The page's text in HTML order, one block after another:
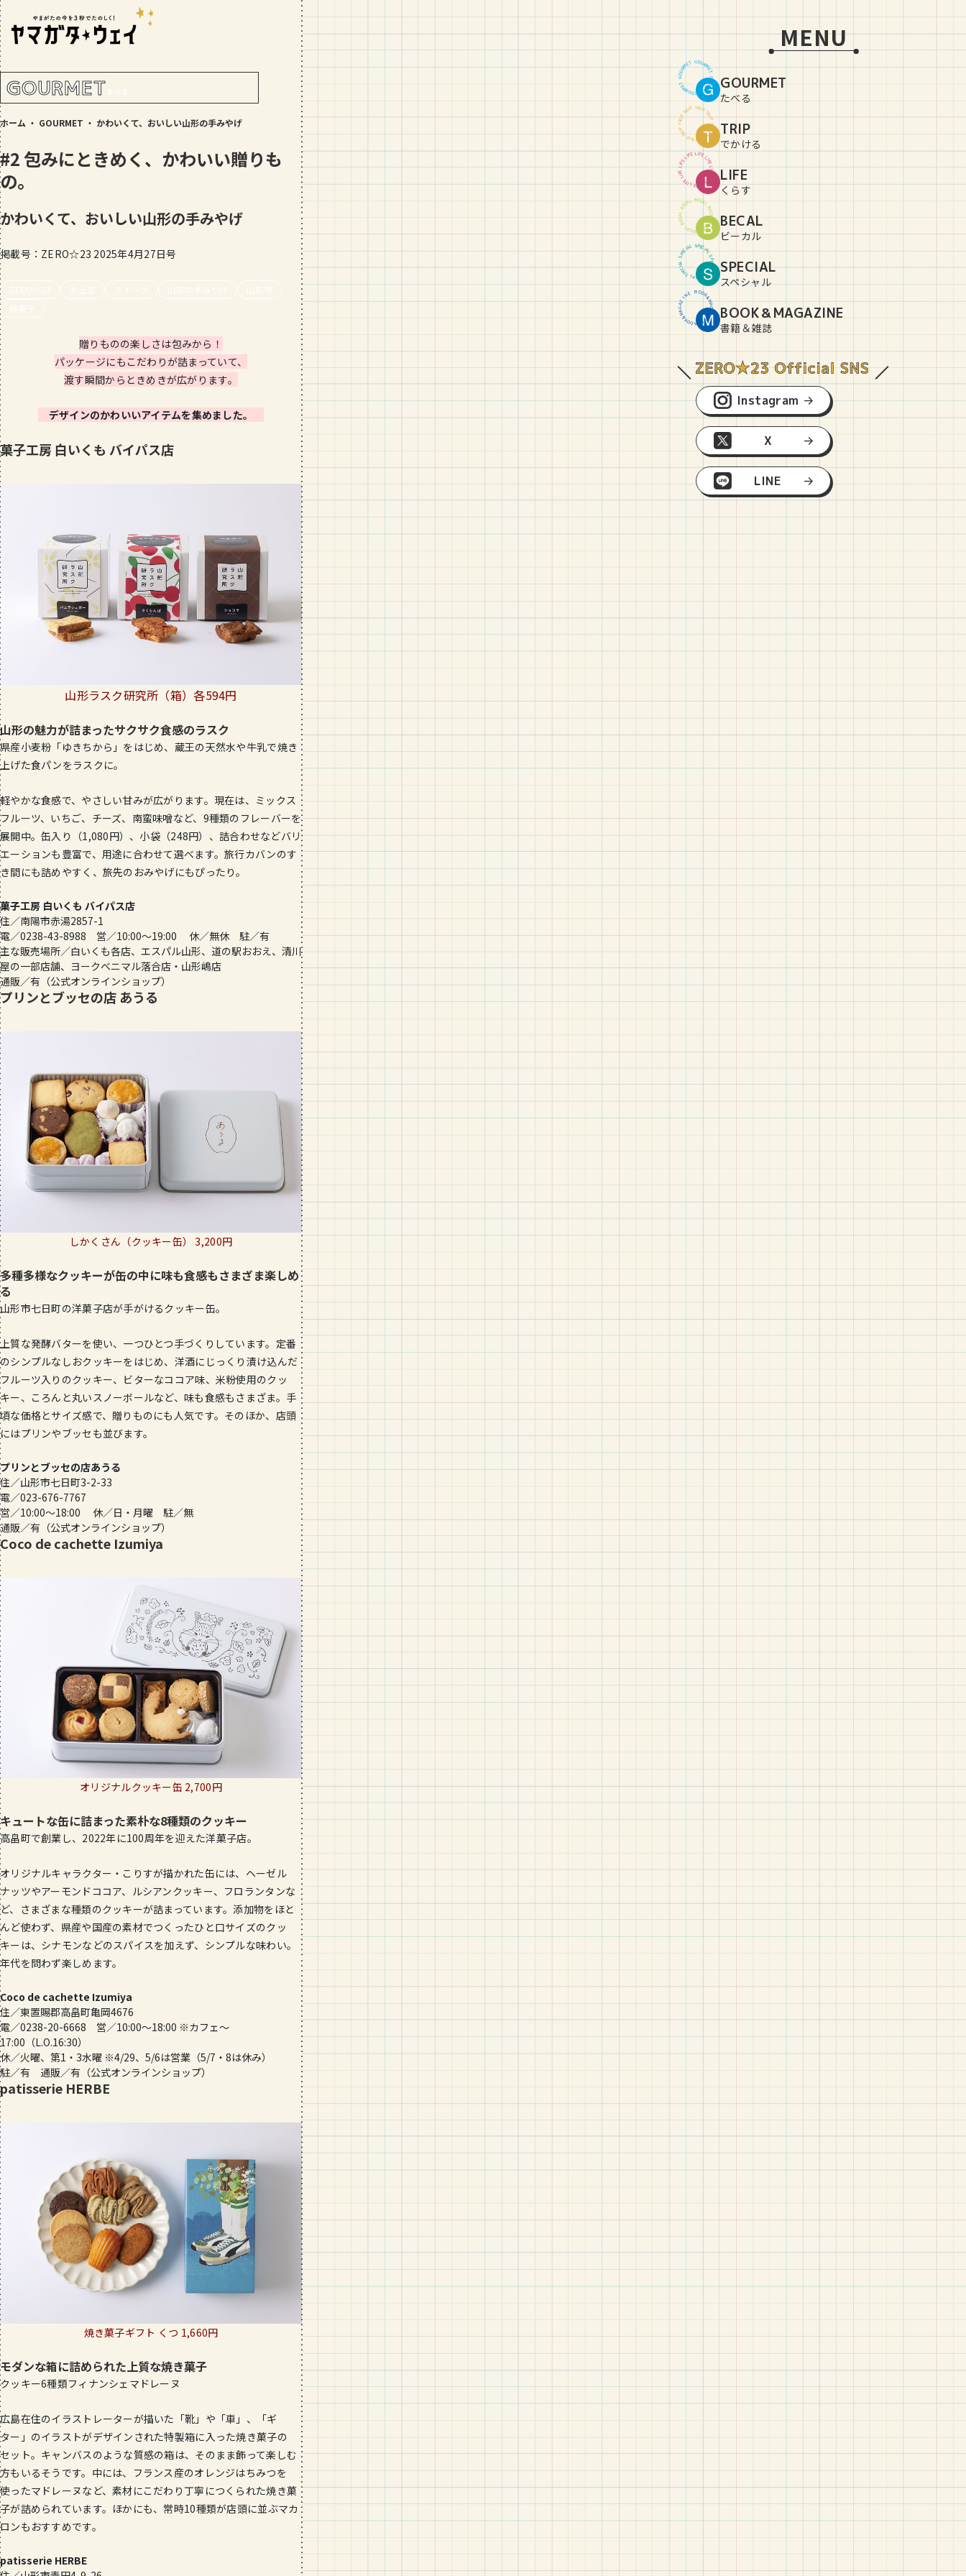
RANKING!
地元民が選ぶ山形県ラーメン人気店
GOURMET
ウェイが厳選
【お肉をやわらかくする方法10選】結
せセットも！
TRIP
GOURMET
山形のおすすめパン屋さん【26選】地
_vol.1
MENU
GOURME
T
G
O
U
R
M
E
T
G
O
U
R
M
E
T
G
O
U
RMET
GOURMET
たべる
TRIPT
RI
P
T
R
P
T
R
T
R
I
P
T
R
I
P
T
R
I
P
T
RIP
TRIP
でかける
LIFEL
IF
E
L
F
L
I
FE
F
E
L
I
F
E
L
I
F
E
L
IF
E
LIFE
LIFE
くらす
BECA
L
BE
C
A
L
B
E
C
A
B
E
C
A
L
B
E
C
A
L
BE
CAL
BECAL
ビーカル
SPECI
A
L
SP
E
C
A
L
S
P
CI
A
L
S
P
E
C
I
A
L
SP
E
CIAL
SPECIAL
スペシャル
BOOK
&M
A
G
A
Z
I
N
E
B
O
O
K
&
M
A
G
A
Z
I
NE
BOOK＆MAGAZINE
書籍＆雑誌
Instagram
X
LINE
GOURMET たべる
ホーム ・ GOURMET ・ かわいくて、おいしい山形の手みやげ
#2 包みにときめく、かわいい贈りも
の。
かわいくて、おいしい山形の手みやげ
掲載号：ZERO☆23 2025年4月27日号
ZERO☆23 お土産 スイーツ 山形の手みやげ
山形市
焼菓子
贈りものの楽しさは包みから！
パッケージにもこだわりが詰まっていて、
渡す瞬間からときめきが広がります。
デザインのかわいいアイテムを集めました。
菓子工房 白いくも バイパス店
山形ラスク研究所（箱）各594円
山形の魅力が詰まったサクサク食感のラスク
県産小麦粉「ゆきちから」をはじめ、蔵王の天然水や牛乳で焼き
上げた食パンをラスクに。
軽やかな食感で、やさしい甘みが広がります。現在は、ミックス
フルーツ、いちご、チーズ、南蛮味噌など、9種類のフレーバーを
展開中。缶入り（1,080円）、小袋（248円）、詰合わせなどバリ
エーションも豊富で、用途に合わせて選べます。旅行カバンのす
き間にも詰めやすく、旅先のおみやげにもぴったり。
菓子工房 白いくも バイパス店
住／南陽市赤湯2857-1
電／0238-43-8988 営／10:00〜19:00 休／無休 駐／有
主な販売場所／白いくも各店、エスパル山形、道の駅おおえ、清川
屋の一部店舗、ヨークベニマル落合店・山形嶋店
通販／有（公式オンラインショップ）
プリンとブッセの店 あうる
しかくさん（クッキー缶） 3,200円
多種多様なクッキーが缶の中に味も食感もさまざま楽しめ
る
山形市七日町の洋菓子店が手がけるクッキー缶。
上質な発酵バターを使い、一つひとつ手づくりしています。定番
のシンプルなしおクッキーをはじめ、洋酒にじっくり漬け込んだ
フルーツ入りのクッキー、ビターなココア味、米粉使用のクッ
キー、ころんと丸いスノーボールなど、味も食感もさまざま。手
頃な価格とサイズ感で、贈りものにも人気です。そのほか、店頭
にはプリンやブッセも並びます。
プリンとブッセの店あうる
住／山形市七日町3-2-33
電／023-676-7767
営／10:00〜18:00 休／日・月曜 駐／無
通販／有（公式オンラインショップ）
Coco de cachette Izumiya
オリジナルクッキー缶 2,700円
キュートな缶に詰まった素朴な8種類のクッキー
高畠町で創業し、2022年に100周年を迎えた洋菓子店。
オリジナルキャラクター・こりすが描かれた缶には、ヘーゼル
ナッツやアーモンドココア、ルシアンクッキー、フロランタンな
ど、さまざまな種類のクッキーが詰まっています。添加物をほと
んど使わず、県産や国産の素材でつくったひと口サイズのクッ
キーは、シナモンなどのスパイスを加えず、シンプルな味わい。
年代を問わず楽しめます。
Coco de cachette Izumiya
住／東置賜郡高畠町亀岡4676
電／0238-20-6668 営／10:00〜18:00 ※カフェ〜
17:00（L.O.16:30）
休／火曜、第1・3水曜 ※4/29、5/6は営業（5/7・8は休み）
駐／有 通販／有（公式オンラインショップ）
patisserie HERBE
焼き菓子ギフト くつ 1,660円
モダンな箱に詰められた上質な焼き菓子
クッキー6種類フィナンシェマドレーヌ
広島在住のイラストレーターが描いた「靴」や「車」、「ギ
ター」のイラストがデザインされた特製箱に入った焼き菓子の
セット。キャンバスのような質感の箱は、そのまま飾って楽しむ
方もいるそうです。中には、フランス産のオレンジはちみつを
使ったマドレーヌなど、素材にこだわり丁寧につくられた焼き菓
子が詰められています。ほかにも、常時10種類が店頭に並ぶマカ
ロンもおすすめです。
patisserie HERBE